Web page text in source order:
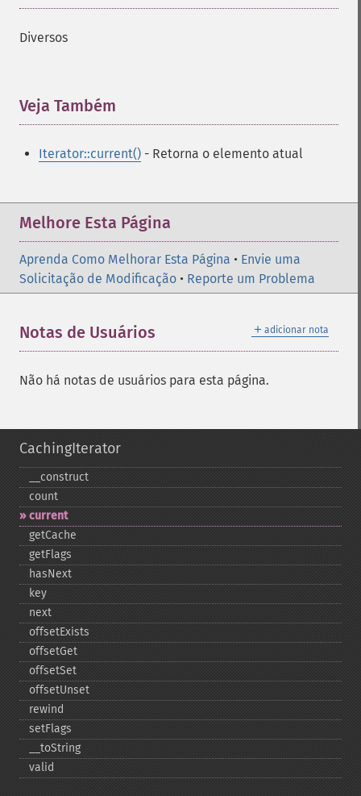
Diversos
Veja Também
Iterator::current() - Retorna o elemento atual
Melhore Esta Página
Aprenda Como Melhorar Esta Página • Envie uma
Solicitação de Modificação • Reporte um Problema
＋ adicionar nota
Notas de Usuários
Não há notas de usuários para esta página.
CachingIterator
_​_​construct
count
current
getCache
getFlags
hasNext
key
next
offsetExists
offsetGet
offsetSet
offsetUnset
rewind
setFlags
_​_​toString
valid